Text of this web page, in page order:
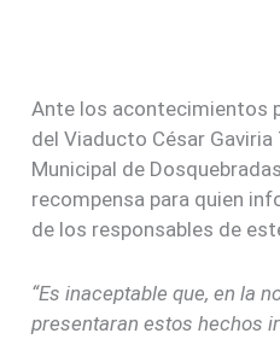
Ante los acontecimientos
del Viaducto César
Municipal de
recompensa para quien
de los responsables de
“Es inaceptable que, en la
presentaran estos hechos